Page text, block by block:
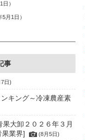
日）
5月1日）
事
日)
キング～冷凍農産素
大卸２０２６年３月
業界]
(8月5日)